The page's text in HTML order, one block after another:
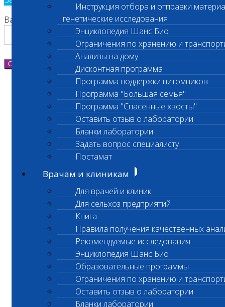
Инструкция отбора и отправки
генетические исследования
Энциклопедия Шанс Био
Ограничения по хранению и
Анализы на дому
Дисконтная программа
Программа поддержки питомников
Программа "Большая семья"
Программа "Спасенные хвосты"
Оставить отзыв о лаборатории
Бланки лаборатории
Задать вопрос специалисту
Постамат
Врачам и клиникам
Для врачей и клиник
Для сельхоз предприятий
Книга
Правила получения качественных
Рекомендуемые исследования
Энциклопедия Шанс Био
Образовательные программы
Ограничения по хранению и
Оставить отзыв о лаборатории
Бланки лаборатории
Ваш номер телефона
Отправить